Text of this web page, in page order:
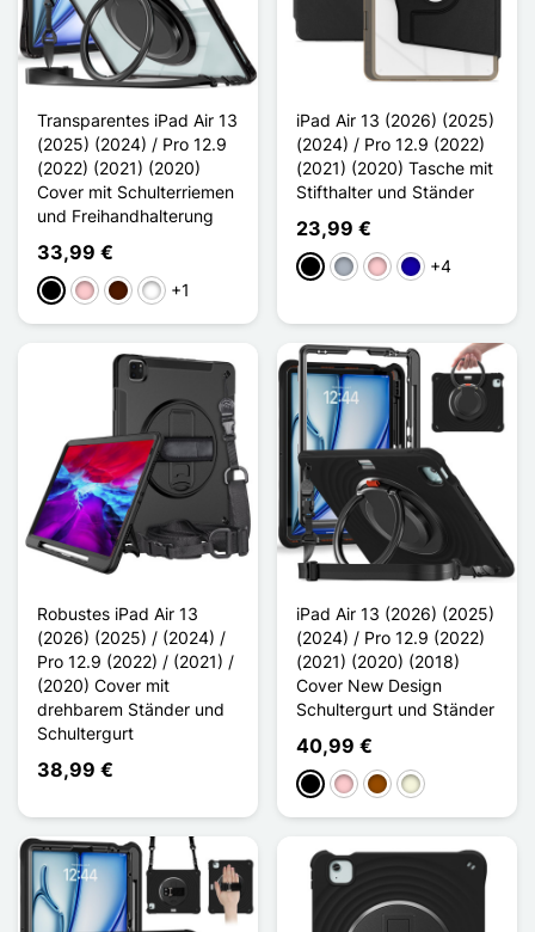
Transparentes iPad Air 13
(2025) (2024) / Pro 12.9
(2022) (2021) (2020)
Cover mit Schulterriemen
und Freihandhalterung
33,99 €
Schwarz
PinkDunkelbraun
Vert Clair
+1
iPad Air 13 (2026) (2025)
(2024) / Pro 12.9 (2022)
(2021) (2020) Tasche mit
Stifthalter und Ständer
23,99 €
Schwarz
GrauPinkDunkelblau
+4
Robustes iPad Air 13
(2026) (2025) / (2024) /
Pro 12.9 (2022) / (2021) /
(2020) Cover mit
drehbarem Ständer und
Schultergurt
38,99 €
iPad Air 13 (2026) (2025)
(2024) / Pro 12.9 (2022)
(2021) (2020) (2018)
Cover New Design
Schultergurt und Ständer
40,99 €
Schwarz
PinkBraunBeige